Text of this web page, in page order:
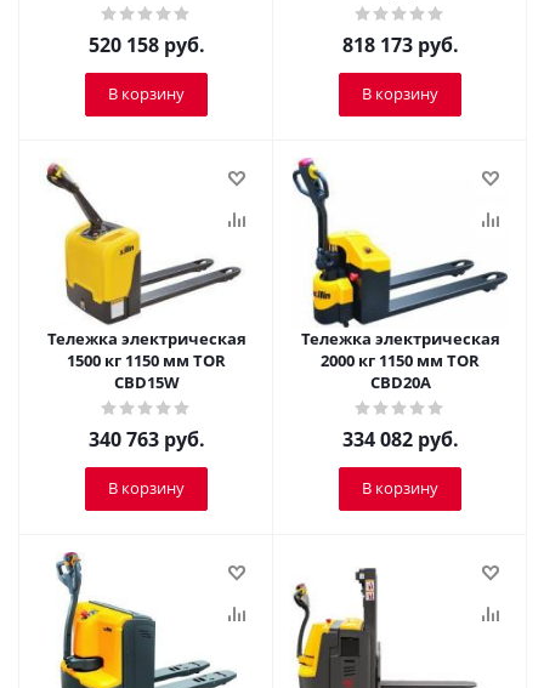
520 158руб.
В корзину
818 173руб.
В корзину
Тележка электрическая
1500 кг 1150 мм TOR
CBD15W
340 763руб.
В корзину
Тележка электрическая
2000 кг 1150 мм TOR
CBD20A
334 082руб.
В корзину